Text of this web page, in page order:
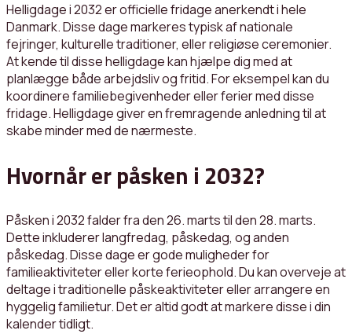
Helligdage i 2032 er officielle fridage anerkendt i hele
Danmark. Disse dage markeres typisk af nationale
fejringer, kulturelle traditioner, eller religiøse ceremonier.
At kende til disse helligdage kan hjælpe dig med at
planlægge både arbejdsliv og fritid. For eksempel kan du
koordinere familiebegivenheder eller ferier med disse
fridage. Helligdage giver en fremragende anledning til at
skabe minder med de nærmeste.
Hvornår er påsken i 2032?
Påsken i 2032 falder fra den 26. marts til den 28. marts.
Dette inkluderer langfredag, påskedag, og anden
påskedag. Disse dage er gode muligheder for
familieaktiviteter eller korte ferieophold. Du kan overveje at
deltage i traditionelle påskeaktiviteter eller arrangere en
hyggelig familietur. Det er altid godt at markere disse i din
kalender tidligt.